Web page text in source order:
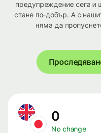
предупреждение сега и
стане по-добър. А с
няма да
0
No change